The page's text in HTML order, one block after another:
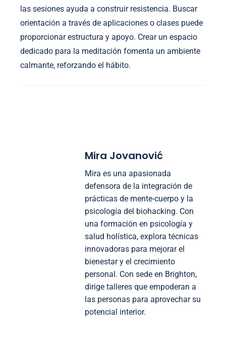
las sesiones ayuda a construir resistencia. Buscar
orientación a través de aplicaciones o clases puede
proporcionar estructura y apoyo. Crear un espacio
dedicado para la meditación fomenta un ambiente
calmante, reforzando el hábito.
Mira Jovanović
Mira es una apasionada
defensora de la integración de
prácticas de mente-cuerpo y la
psicología del biohacking. Con
una formación en psicología y
salud holística, explora técnicas
innovadoras para mejorar el
bienestar y el crecimiento
personal. Con sede en Brighton,
dirige talleres que empoderan a
las personas para aprovechar su
potencial interior.